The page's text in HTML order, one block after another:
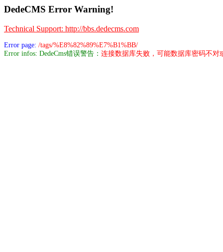
DedeCMS Error Warning!
Technical Support: http://bbs.dedecms.com
Error page: /tags/%E8%82%89%E7%B1%BB/
Error infos: DedeCms错误警告： 连接数据库失败，可能数据库密码不对